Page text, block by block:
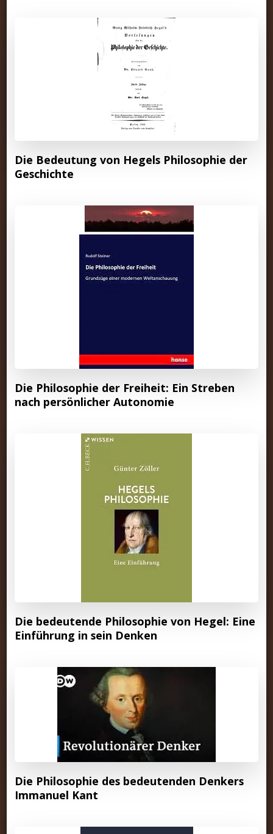
Die Bedeutung von Hegels Philosophie der
Geschichte
Die Philosophie der Freiheit: Ein Streben
nach persönlicher Autonomie
Die bedeutende Philosophie von Hegel: Eine
Einführung in sein Denken
Die Philosophie des bedeutenden Denkers
Immanuel Kant